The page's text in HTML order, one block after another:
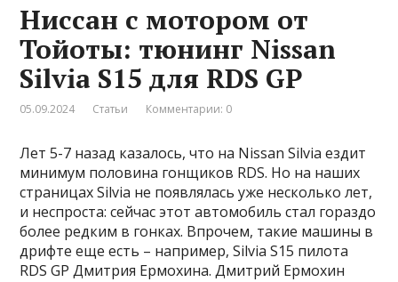
Ниссан с мотором от
Тойоты: тюнинг Nissan
Silvia S15 для RDS GP
05.09.2024 Статьи Комментарии: 0
Лет 5-7 назад казалось, что на Nissan Silvia ездит
минимум половина гонщиков RDS. Но на наших
страницах Silvia не появлялась уже несколько лет,
и неспроста: сейчас этот автомобиль стал гораздо
более редким в гонках. Впрочем, такие машины в
дрифте еще есть – например, Silvia S15 пилота
RDS GP Дмитрия Ермохина. Дмитрий Ермохин